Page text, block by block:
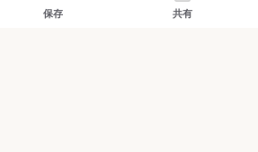
保存 共有